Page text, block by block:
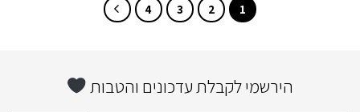
1
2
3
4
הירשמי לקבלת עדכונים והטבות